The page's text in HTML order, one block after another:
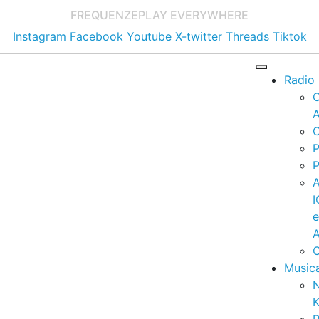
FREQUENZEPLAY EVERYWHERE
Instagram Facebook Youtube X-twitter Threads Tiktok
Radio
e